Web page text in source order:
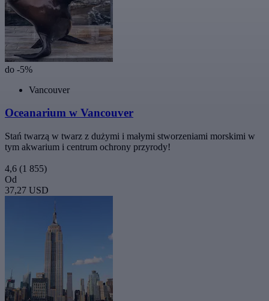
do -5%
Vancouver
Oceanarium w Vancouver
Stań twarzą w twarz z dużymi i małymi stworzeniami morskimi w
tym akwarium i centrum ochrony przyrody!
4,6 (1 855)
Od
37,27 USD